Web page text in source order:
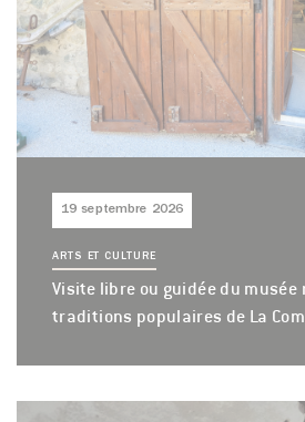
Visite libre ou guidée du
traditions populaires de La
ARTS ET CULTURE
19 septembre 2026